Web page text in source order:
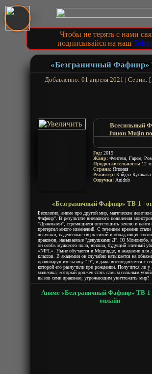
Чтобы не терять с нами
подписывайся на наш
«Безграничный Фафнир»
Добавленно: 01 апреля 2021 | Серии:
Всесильный
Juuou Mujin
Год: 2015
Жанр: Фентези, Гарем,
Продолжительность: 12
Страна: Япония
Режиссёр: Кэйдзо Кусакава
Озвучка: Anidub
«Безграничный Фафнир» ТВ-1 -
Бесплатно, аниме про другой мир, магические
Фафнир". В результате внезапного появления
"Драконами", стремящиеся опустошить землю и найти
претерпел много изменений. С течением времени
девушки, наделённые сверх силой и обладающие
драконов, называемые "девушками Д". Ю Мононобэ,
он особь мужского пола, юноша, будущий элитный
«NIFL». Ныне обучается в Мидгарде, в академии для
классов. В академии он случайно натыкается на
правонарушительницу "D", и даже воссоединяется с
которой его разлучили при рождении. Получится ли
мальчика, который должен стать самым сильным
вызов семи драконам, угрожающим уничтожить мир?
Аниме «Безграничный Фафнир» ТВ-1
онлайн